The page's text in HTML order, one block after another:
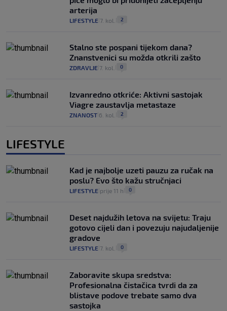
arterija
LIFESTYLE 7. kol. 2
Stalno ste pospani tijekom dana?
Znanstvenici su možda otkrili zašto
ZDRAVLJE 7. kol. 0
Izvanredno otkriće: Aktivni sastojak
Viagre zaustavlja metastaze
ZNANOST 6. kol. 2
LIFESTYLE
Kad je najbolje uzeti pauzu za ručak na
poslu? Evo što kažu stručnjaci
LIFESTYLE prije 11 h 0
Deset najdužih letova na svijetu: Traju
gotovo cijeli dan i povezuju najudaljenije
gradove
LIFESTYLE 7. kol. 0
Zaboravite skupa sredstva:
Profesionalna čistačica tvrdi da za
blistave podove trebate samo dva
sastojka